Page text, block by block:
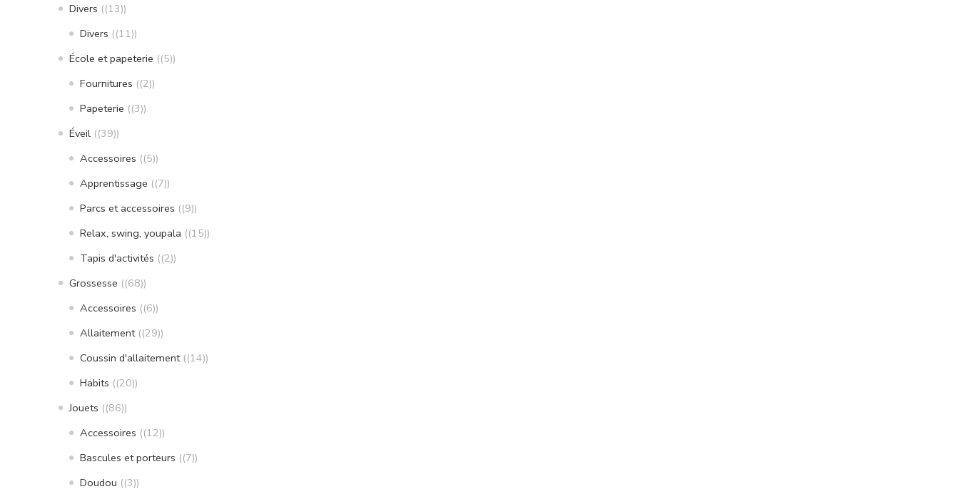
Divers (13)
Divers (11)
École et papeterie (5)
Fournitures (2)
Papeterie (3)
Éveil (39)
Accessoires (5)
Apprentissage (7)
Parcs et accessoires (9)
Relax, swing, youpala (15)
Tapis d'activités (2)
Grossesse (68)
Accessoires (6)
Allaitement (29)
Coussin d'allaitement (14)
Habits (20)
Jouets (86)
Accessoires (12)
Bascules et porteurs (7)
Doudou (3)